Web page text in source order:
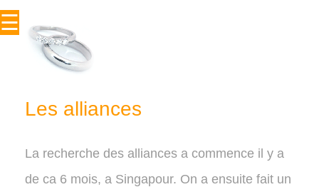
☰
Les alliances
La recherche des alliances a commence il y a
de ca 6 mois, a Singapour. On a ensuite fait un